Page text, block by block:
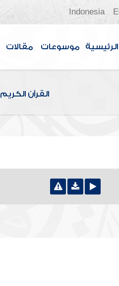
Indonesia
الرئيسية موسوعات مقالات
القرآن الكريم